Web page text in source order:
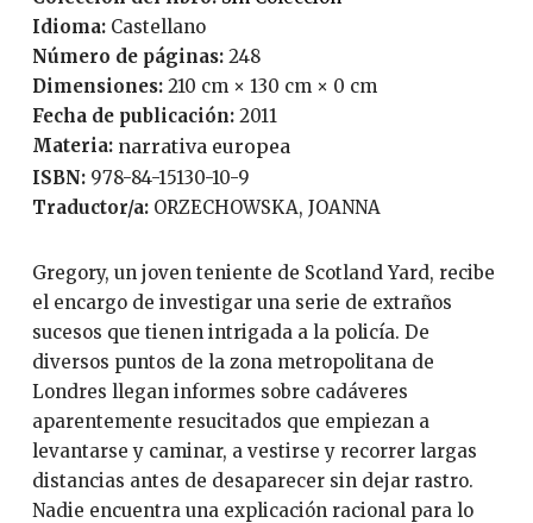
Idioma:
Castellano
Número de páginas:
248
Dimensiones: 210 cm × 130 cm × 0 cm
Fecha de publicación:
2011
Materia: narrativa europea
ISBN:
978-84-15130-10-9
Traductor/a:
ORZECHOWSKA, JOANNA
Gregory, un joven teniente de Scotland Yard, recibe
el encargo de investigar una serie de extraños
sucesos que tienen intrigada a la policía. De
diversos puntos de la zona metropolitana de
Londres llegan informes sobre cadáveres
aparentemente resucitados que empiezan a
levantarse y caminar, a vestirse y recorrer largas
distancias antes de desaparecer sin dejar rastro.
Nadie encuentra una explicación racional para lo